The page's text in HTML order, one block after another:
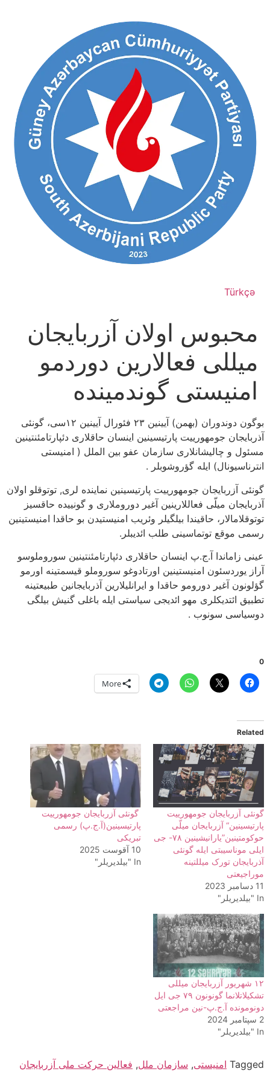
Türkçə
محبوس اولان آزربایجان
میللی فعالارین دوردمو
امنیستی گوندمینده
بوگون دوندوران (بهمن) آیینین ۲۳ فئورال آیینین ۱۲سی، گونئی
آذربایجان جومهورییت پارتیسینین اینسان حاقلاری دئپارتامئنتینین
مسئول و چالیشانلاری سازمان عفو بین الملل ( امنیستی
انترناسيونال) ایله گؤروشوبلر .
گونئی آزربایجان جومهورییت پارتیسینین نماینده لری, توتوقلو اولان
آذربایجان میلّی فعاللارینین آغیر دوروملاری و گونییده حاقسیز
توتوقلامالار، حاقیندا بیلگیلر وئریب امنیستیدن بو حاقدا امنیستینین
رسمی موقع توتماسینی طلب ائدیبلر.
عینی زاماندا آ.ج.پ اینسان حاقلاری دئپارتامئنتینین سوروملوسو
آراز یوردسئون امنیستینین اورتادوغو سوروملو قیسمتینه اورمو
گؤلونون آغیر دورومو حاقدا و ایرانلیلارین آذربایجانین طبیعتینه
تطبیق ائتدیکلری مهو ائدیجی سیاستی ایله باغلی گنیش بیلگی
دوسیاسی سونوب .
0
More
Related
گونئی آزربایجان جومهورییت
پارتیسینین“ آزربایجان میلّی
حوکومتینین”یارانیشینین ۷۸- جی
ایلی موناسیبتی ایله گونئی
آذربایجان تورک میللتینه
موراجیعتی
11 دسامبر 2023
In "بیلدیریلر"
گونئی آزربایجان جومهورییت
پارتیسینین(آ.ج.پ) رسمی
تبریکی
10 آقوست 2025
In "بیلدیریلر"
۱۲ شهریور آزربایجان میللی
تشکیلاتلانما گونونون ۷۹ جی ایل
دونومونده آ.ج.پ-نین مراجعتی
2 سپتامبر 2024
In "بیلدیریلر"
Tagged امنیستی, سازمان ملل, فعالین حرکت ملی آزربایجان